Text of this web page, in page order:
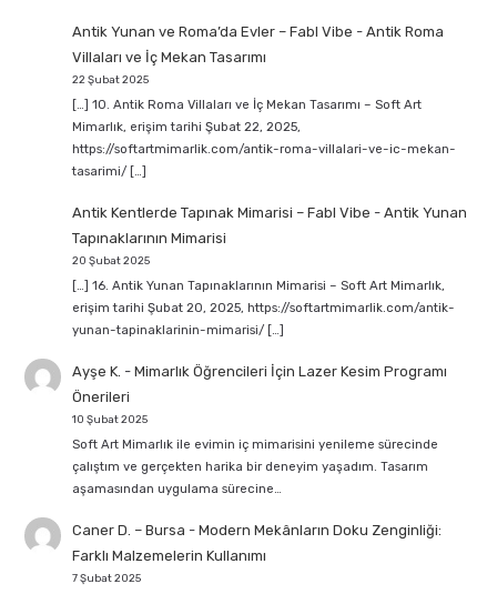
Antik Yunan ve Roma’da Evler – Fabl Vibe - Antik Roma
Villaları ve İç Mekan Tasarımı
22 Şubat 2025
[…] 10. Antik Roma Villaları ve İç Mekan Tasarımı – Soft Art
Mimarlık, erişim tarihi Şubat 22, 2025,
https://softartmimarlik.com/antik-roma-villalari-ve-ic-mekan-
tasarimi/ […]
Antik Kentlerde Tapınak Mimarisi – Fabl Vibe - Antik Yunan
Tapınaklarının Mimarisi
20 Şubat 2025
[…] 16. Antik Yunan Tapınaklarının Mimarisi – Soft Art Mimarlık,
erişim tarihi Şubat 20, 2025, https://softartmimarlik.com/antik-
yunan-tapinaklarinin-mimarisi/ […]
Ayşe K. - Mimarlık Öğrencileri İçin Lazer Kesim Programı
Önerileri
10 Şubat 2025
Soft Art Mimarlık ile evimin iç mimarisini yenileme sürecinde
çalıştım ve gerçekten harika bir deneyim yaşadım. Tasarım
aşamasından uygulama sürecine…
Caner D. – Bursa - Modern Mekânların Doku Zenginliği:
Farklı Malzemelerin Kullanımı
7 Şubat 2025